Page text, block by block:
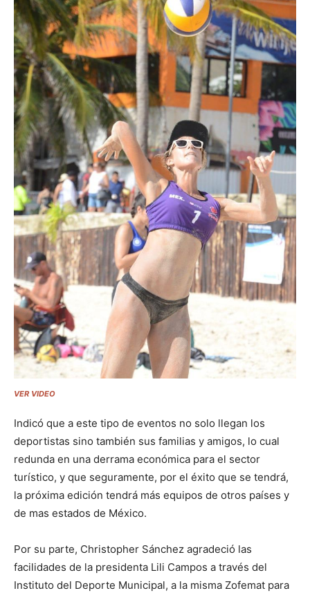
VER VIDEO
Indicó que a este tipo de eventos no solo llegan los
deportistas sino también sus familias y amigos, lo cual
redunda en una derrama económica para el sector
turístico, y que seguramente, por el éxito que se tendrá,
la próxima edición tendrá más equipos de otros países y
de mas estados de México.
Por su parte, Christopher Sánchez agradeció las
facilidades de la presidenta Lili Campos a través del
Instituto del Deporte Municipal, a la misma Zofemat para